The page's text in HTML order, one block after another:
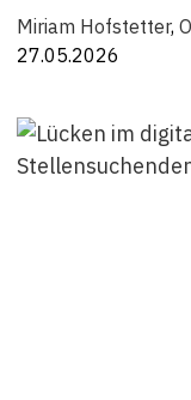
Miriam Hofstetter,
27.05.2026